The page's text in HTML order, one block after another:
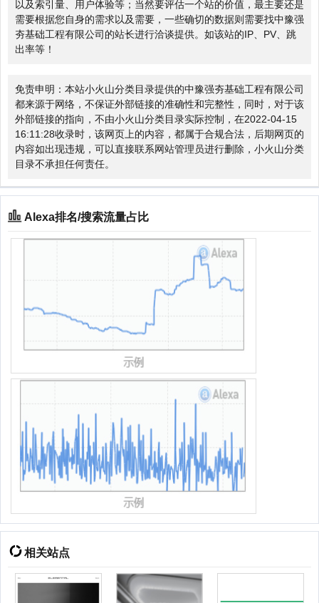
以及索引量、用户体验等；当然要评估一个站的价值，最主要还是
需要根据您自身的需求以及需要，一些确切的数据则需要找中豫强
夯基础工程有限公司的站长进行洽谈提供。如该站的IP、PV、跳
出率等！
免责申明：本站小火山分类目录提供的中豫强夯基础工程有限公司
都来源于网络，不保证外部链接的准确性和完整性，同时，对于该
外部链接的指向，不由小火山分类目录实际控制，在2022-04-15
16:11:28收录时，该网页上的内容，都属于合规合法，后期网页的
内容如出现违规，可以直接联系网站管理员进行删除，小火山分类
目录不承担任何责任。
Alexa排名/搜索流量占比
相关站点